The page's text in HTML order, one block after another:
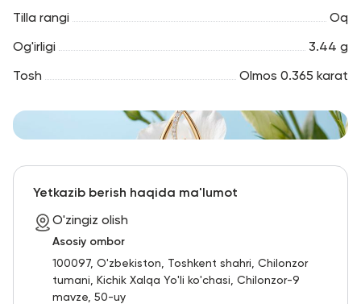
Tilla rangi Oq
Og'irligi 3.44 g
Tosh Olmos 0.365 karat
Yetkazib berish haqida ma'lumot
O'zingiz olish
Asosiy ombor
100097, O'zbekiston, Toshkent shahri, Chilonzor
tumani, Kichik Xalqa Yo'li ko'chasi, Chilonzor-9
mavze, 50-uy